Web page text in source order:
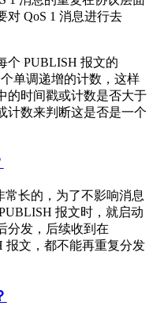
对 QoS 1 消息进行去
个 PUBLISH 报文的
单调递增的计数，这样
的时间戳或计数是否大于
计数来判断这是否是一个
常长的，为了不影响消息
报文时，就启动
分发，后续收到在
报文，都不能再重复分发